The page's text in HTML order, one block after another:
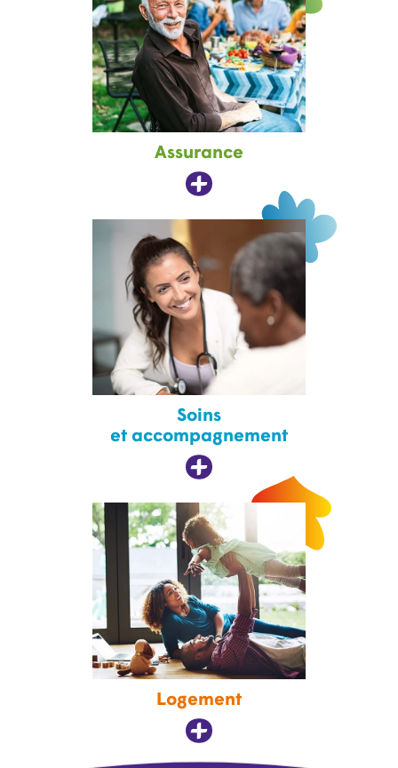
Assurance
Soins
et accompagnement
Logement